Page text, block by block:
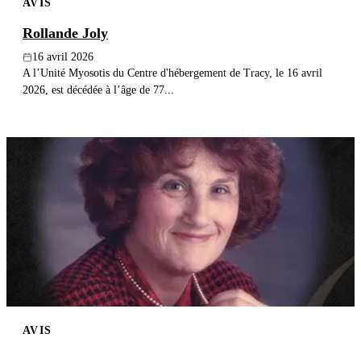
Rollande Joly
16 avril 2026
A l’Unité Myosotis du Centre d'hébergement de Tracy, le 16 avril
2026, est décédée à l’âge de 77...
AVIS